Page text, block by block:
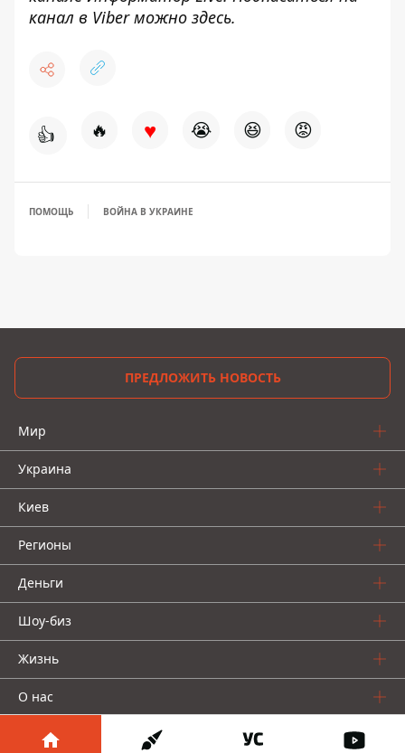
канал в Viber можно здесь.
👍 🔥 ♥ 😭 😆 😡
ПОМОЩЬ ВОЙНА В УКРАИНЕ
ПРЕДЛОЖИТЬ НОВОСТЬ
Мир
Украина
Киев
Регионы
Деньги
Шоу-биз
Жизнь
О нас